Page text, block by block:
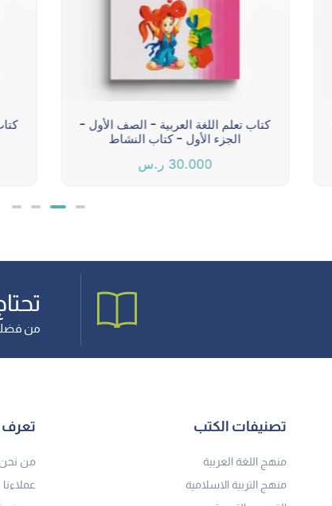
كتاب تعلم اللغة العربية - الصف الأول -
الجزء الأول - كتاب النشاط
30.000 ر.س
من فضلك
تصنيفات الكتب
منهج اللغة العربية
منهج التربية الاسلامية
تعرف
من نحن
عملاءنا